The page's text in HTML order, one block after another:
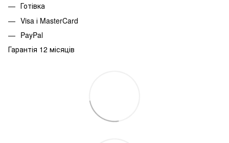
Готівка
Visa і MasterCard
PayPal
Гарантія 12 місяців